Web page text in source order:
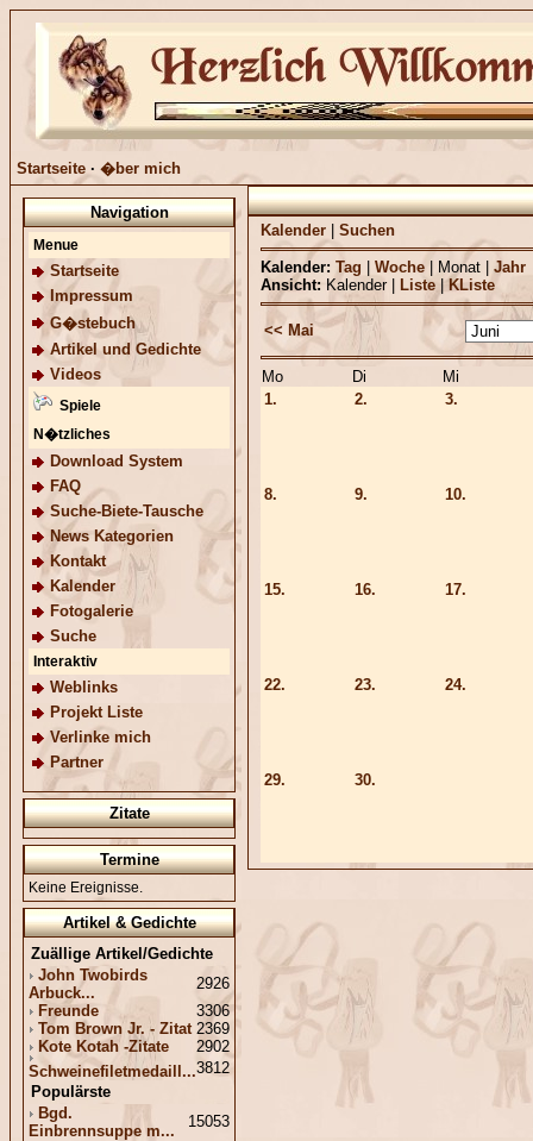
Startseite · �ber mich
Navigation
Menue
Startseite
Impressum
G�stebuch
Artikel und Gedichte
Videos
Spiele
N�tzliches
Download System
FAQ
Suche-Biete-Tausche
News Kategorien
Kontakt
Kalender
Fotogalerie
Suche
Interaktiv
Weblinks
Projekt Liste
Verlinke mich
Partner
Zitate
Termine
Keine Ereignisse.
Artikel & Gedichte
Zuällige Artikel/Gedichte
John Twobirds
Arbuck...
2926
Freunde
3306
Tom Brown Jr. - Zitat 2369
Kote Kotah -Zitate
2902
Schweinefiletmedaill...3812
Populärste
Bgd.
Einbrennsuppe m...
15053
Kalender Suchen
Kalender: Tag Woche Monat
Jahr
Ansicht: Kalender| Liste KListe
<< Mai
Mo Di
Mi
1.
2. 3.
8. 9. 10.
15. 16. 17.
22. 23. 24.
29. 30.